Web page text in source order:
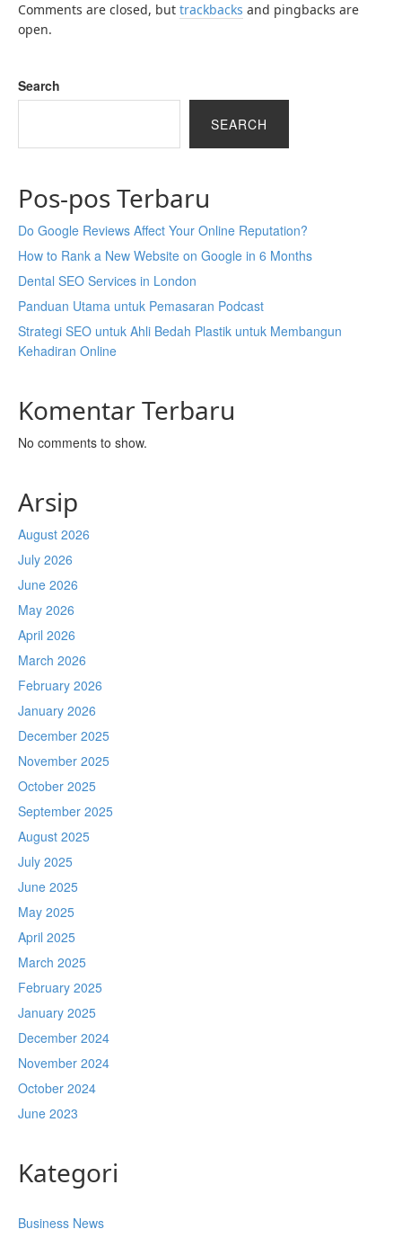
Comments are closed, but trackbacks and pingbacks are
open.
Search
SEARCH
Pos-pos Terbaru
Do Google Reviews Affect Your Online Reputation?
How to Rank a New Website on Google in 6 Months
Dental SEO Services in London
Panduan Utama untuk Pemasaran Podcast
Strategi SEO untuk Ahli Bedah Plastik untuk Membangun
Kehadiran Online
Komentar Terbaru
No comments to show.
Arsip
August 2026
July 2026
June 2026
May 2026
April 2026
March 2026
February 2026
January 2026
December 2025
November 2025
October 2025
September 2025
August 2025
July 2025
June 2025
May 2025
April 2025
March 2025
February 2025
January 2025
December 2024
November 2024
October 2024
June 2023
Kategori
Business News